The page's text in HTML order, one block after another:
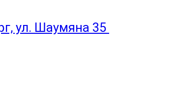
ул. Шаумяна 35